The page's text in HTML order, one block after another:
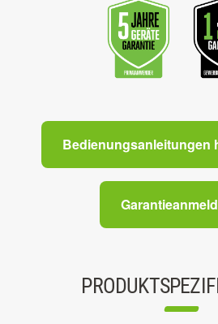
Bedienungsanleitungen